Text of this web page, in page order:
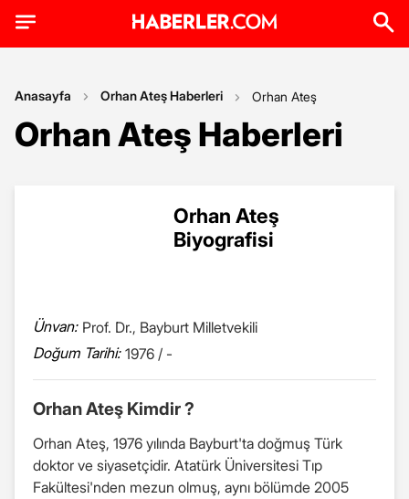
Anasayfa Orhan Ateş Haberleri Orhan Ateş
Orhan Ateş Haberleri
Orhan Ateş
Biyografisi
Ünvan: Prof. Dr., Bayburt Milletvekili
Doğum Tarihi: 1976 / -
Orhan Ateş Kimdir ?
Orhan Ateş, 1976 yılında Bayburt'ta doğmuş Türk
doktor ve siyasetçidir. Atatürk Üniversitesi Tıp
Fakültesi'nden mezun olmuş, aynı bölümde 2005